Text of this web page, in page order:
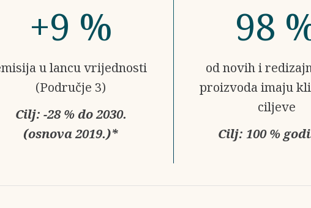
+9 %
u lancu vrijednosti
(Područje 3)
Cilj: -28 % do 2030.
(osnova 2019.)*
98
od novih i
proizvoda imaju
ciljeve
Cilj: 100 %